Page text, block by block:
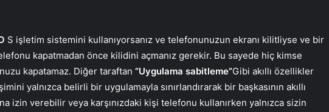
S işletim sistemini kullanıyorsanız ve telefonunuzun ekranı kilitliyse ve bir
kapatmadan önce kilidini açmanız gerekir. Bu sayede hiç kimse
kapatamaz. Diğer taraftan “Uygulama sabitleme”Gibi akıllı özellikler
yalnızca belirli bir uygulamayla sınırlandırarak bir başkasının akıllı
izin verebilir veya karşınızdaki kişi telefonu kullanırken yalnızca sizin